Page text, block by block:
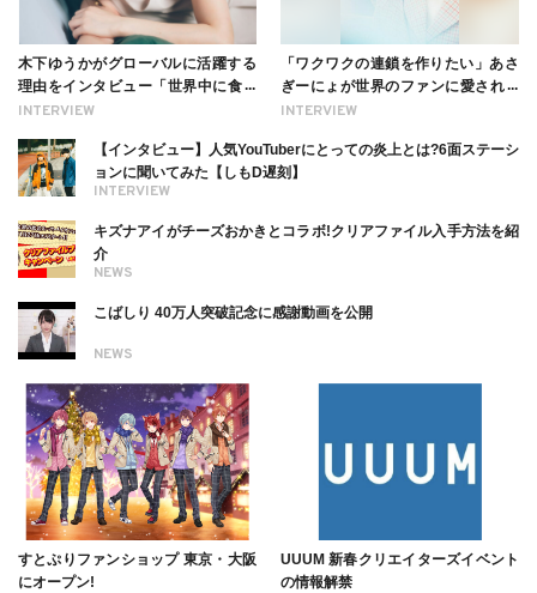
INTERVIEW
木下ゆうかがグローバルに活躍する
理由をインタビュー「世界中に食べ
る幸せを伝えたい」新事務所加入に
INTERVIEW
「ワクワクの連鎖を作りたい」あさ
ぎーにょが世界のファンに愛される
理由【インタビュー】
INTERVIEW
【インタビュー】人気YouTuberにとっての炎上とは?6面ステーシ
ョンに聞いてみた【しもD遅刻】
NEWS
キズナアイがチーズおかきとコラボ!クリアファイル入手方法を紹
介
NEWS
こばしり 40万人突破記念に感謝動画を公開
すとぷりファンショップ 東京・大阪
にオープン!
UUUM 新春クリエイターズイベント
の情報解禁